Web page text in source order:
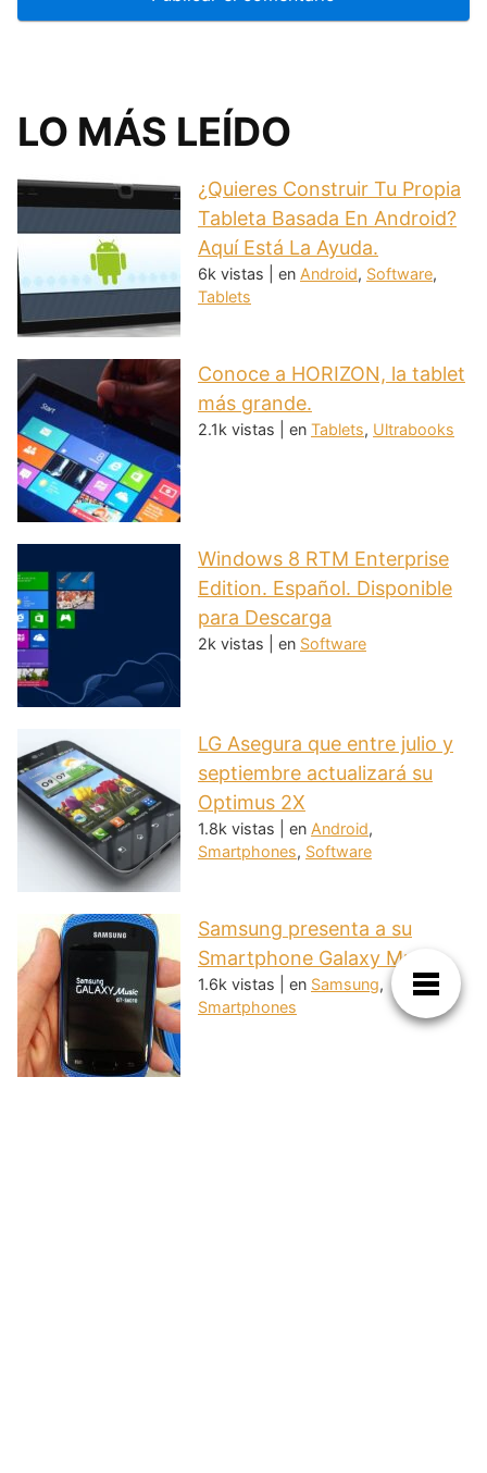
LO MÁS LEÍDO
¿Quieres Construir Tu Propia
Tableta Basada En Android?
Aquí Está La Ayuda.
6k vistas en Android, Software,
Tablets
Conoce a HORIZON, la tablet
más grande.
2.1k vistas en Tablets, Ultrabooks
Windows 8 RTM Enterprise
Edition. Español. Disponible
para Descarga
2k vistas en Software
LG Asegura que entre julio y
septiembre actualizará su
Optimus 2X
1.8k vistas en Android,
Smartphones, Software
Samsung presenta a su
Smartphone Galaxy Music
1.6k vistas en Samsung,
Smartphones